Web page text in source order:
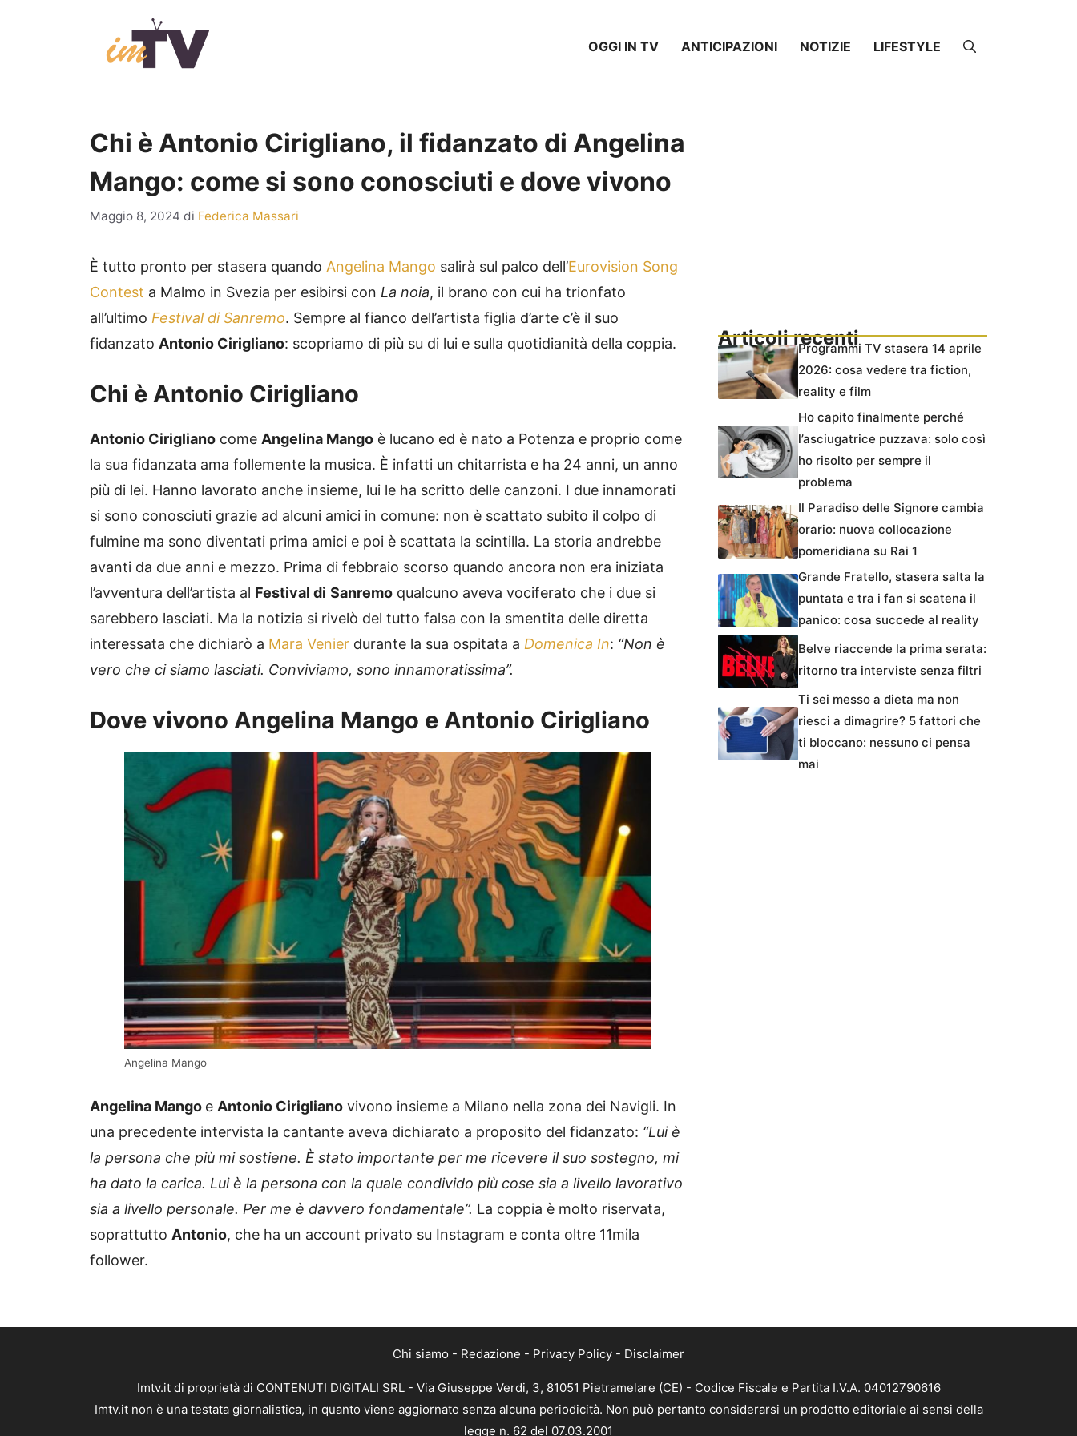
OGGI IN TV ANTICIPAZIONI NOTIZIE LIFESTYLE
Chi è Antonio Cirigliano, il fidanzato di Angelina
Mango: come si sono conosciuti e dove vivono
Maggio 8, 2024 di Federica Massari
È tutto pronto per stasera quando Angelina Mango salirà sul palco dell’Eurovision Song
Contest a Malmo in Svezia per esibirsi con La noia, il brano con cui ha trionfato
all’ultimo Festival di Sanremo. Sempre al fianco dell’artista figlia d’arte c’è il suo
fidanzato Antonio Cirigliano: scopriamo di più su di lui e sulla quotidianità della coppia.
Chi è Antonio Cirigliano
Antonio Cirigliano come Angelina Mango è lucano ed è nato a Potenza e proprio come
la sua fidanzata ama follemente la musica. È infatti un chitarrista e ha 24 anni, un anno
più di lei. Hanno lavorato anche insieme, lui le ha scritto delle canzoni. I due innamorati
si sono conosciuti grazie ad alcuni amici in comune: non è scattato subito il colpo di
fulmine ma sono diventati prima amici e poi è scattata la scintilla. La storia andrebbe
avanti da due anni e mezzo. Prima di febbraio scorso quando ancora non era iniziata
l’avventura dell’artista al Festival di Sanremo qualcuno aveva vociferato che i due si
sarebbero lasciati. Ma la notizia si rivelò del tutto falsa con la smentita delle diretta
interessata che dichiarò a Mara Venier durante la sua ospitata a Domenica In: “Non è
vero che ci siamo lasciati. Conviviamo, sono innamoratissima”.
Dove vivono Angelina Mango e Antonio Cirigliano
Angelina Mango
Angelina Mango e Antonio Cirigliano vivono insieme a Milano nella zona dei Navigli. In
una precedente intervista la cantante aveva dichiarato a proposito del fidanzato: “Lui è
la persona che più mi sostiene. È stato importante per me ricevere il suo sostegno, mi
ha dato la carica. Lui è la persona con la quale condivido più cose sia a livello lavorativo
sia a livello personale. Per me è davvero fondamentale”. La coppia è molto riservata,
soprattutto Antonio, che ha un account privato su Instagram e conta oltre 11mila
follower.
Articoli recentiProgrammi TV stasera 14 aprile
2026: cosa vedere tra fiction,
reality e film
Ho capito finalmente perché
l’asciugatrice puzzava: solo così
ho risolto per sempre il
problema
Il Paradiso delle Signore cambia
orario: nuova collocazione
pomeridiana su Rai 1
Grande Fratello, stasera salta la
puntata e tra i fan si scatena il
panico: cosa succede al reality
Belve riaccende la prima serata:
ritorno tra interviste senza filtri
Ti sei messo a dieta ma non
riesci a dimagrire? 5 fattori che
ti bloccano: nessuno ci pensa
mai
Chi siamo - Redazione - Privacy Policy - Disclaimer
Imtv.it di proprietà di CONTENUTI DIGITALI SRL - Via Giuseppe Verdi, 3, 81051 Pietramelare (CE) - Codice Fiscale e Partita I.V.A. 04012790616
Imtv.it non è una testata giornalistica, in quanto viene aggiornato senza alcuna periodicità. Non può pertanto considerarsi un prodotto editoriale ai sensi della
legge n. 62 del 07.03.2001